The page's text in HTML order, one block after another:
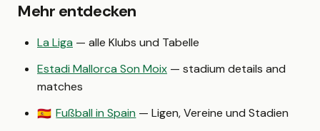
Mehr entdecken
La Liga — alle Klubs und Tabelle
Estadi Mallorca Son Moix — stadium details and
matches
🇪🇸 Fußball in Spain — Ligen, Vereine und Stadien